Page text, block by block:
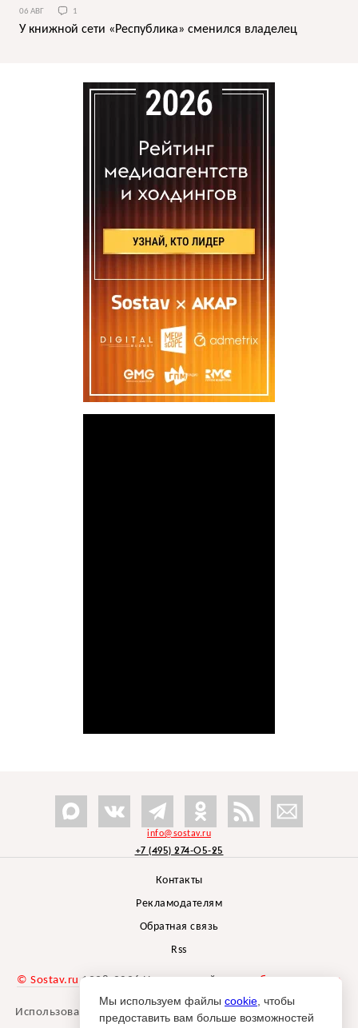
06 АВГ 1
У книжной сети «Республика» сменился владелец
info@sostav.ru
+7 (495) 274-05-25
Контакты
Рекламодателям
Обратная связь
Rss
© Sostav.ru 1998-2026 Независимый проектбрендингового
агентства Depot
Использование материалов Sostav.ru допустимо только при
Мы используем файлы cookie , чтобы
предоставить вам больше возможностей